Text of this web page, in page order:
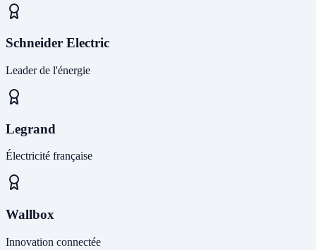
Schneider Electric
Leader de l'énergie
Legrand
Électricité française
Wallbox
Innovation connectée